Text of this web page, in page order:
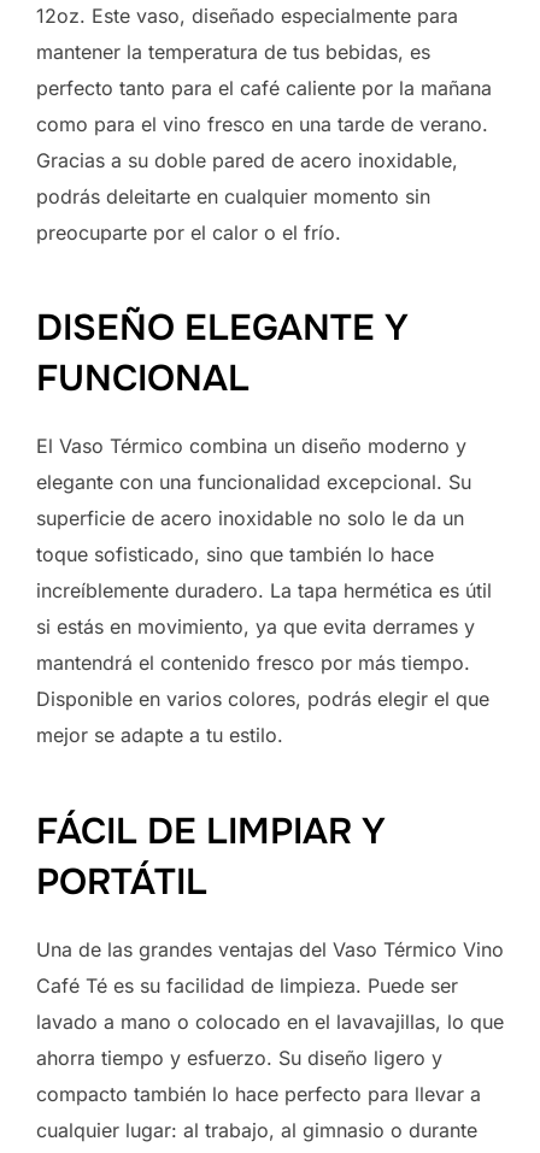
12oz. Este vaso, diseñado especialmente para
mantener la temperatura de tus bebidas, es
perfecto tanto para el café caliente por la mañana
como para el vino fresco en una tarde de verano.
Gracias a su doble pared de acero inoxidable,
podrás deleitarte en cualquier momento sin
preocuparte por el calor o el frío.
DISEÑO ELEGANTE Y
FUNCIONAL
El Vaso Térmico combina un diseño moderno y
elegante con una funcionalidad excepcional. Su
superficie de acero inoxidable no solo le da un
toque sofisticado, sino que también lo hace
increíblemente duradero. La tapa hermética es útil
si estás en movimiento, ya que evita derrames y
mantendrá el contenido fresco por más tiempo.
Disponible en varios colores, podrás elegir el que
mejor se adapte a tu estilo.
FÁCIL DE LIMPIAR Y
PORTÁTIL
Una de las grandes ventajas del Vaso Térmico Vino
Café Té es su facilidad de limpieza. Puede ser
lavado a mano o colocado en el lavavajillas, lo que
ahorra tiempo y esfuerzo. Su diseño ligero y
compacto también lo hace perfecto para llevar a
cualquier lugar: al trabajo, al gimnasio o durante